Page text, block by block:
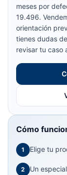
meses por
19.496.
orientación
tienes dudas
revisar tu caso
Cómo
1 Elige tu
2
Un